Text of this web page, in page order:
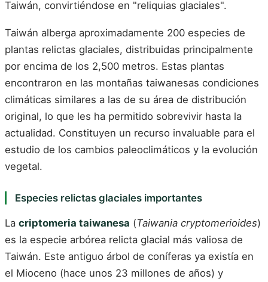
Taiwán, convirtiéndose en "reliquias glaciales".
Taiwán alberga aproximadamente 200 especies de
plantas relictas glaciales, distribuidas principalmente
por encima de los 2,500 metros. Estas plantas
encontraron en las montañas taiwanesas condiciones
climáticas similares a las de su área de distribución
original, lo que les ha permitido sobrevivir hasta la
actualidad. Constituyen un recurso invaluable para el
estudio de los cambios paleoclimáticos y la evolución
vegetal.
Especies relictas glaciales importantes
La criptomeria taiwanesa (Taiwania cryptomerioides)
es la especie arbórea relicta glacial más valiosa de
Taiwán. Este antiguo árbol de coníferas ya existía en
el Mioceno (hace unos 23 millones de años) y